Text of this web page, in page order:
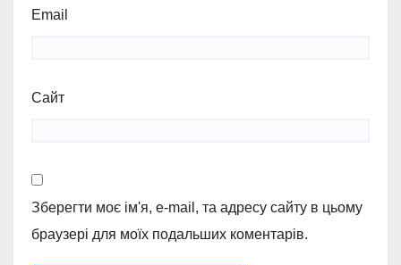
Email
Сайт
Зберегти моє ім'я, e-mail, та адресу сайту в цьому
браузері для моїх подальших коментарів.